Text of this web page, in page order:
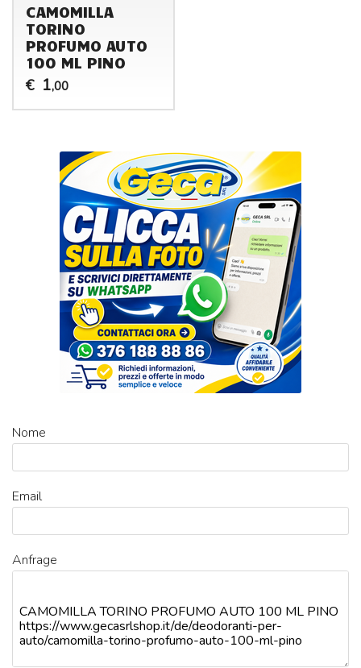
CAMOMILLA
TORINO
PROFUMO AUTO
100 ML PINO
€ 1,00
Nome
Email
Anfrage